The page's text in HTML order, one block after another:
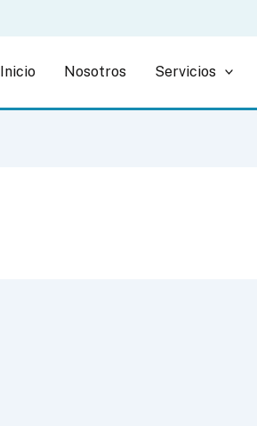
Inicio Nosotros Servicios